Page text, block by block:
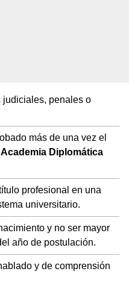
judiciales, penales o
más de una vez el
Academia Diplomática
profesional en una
universitario.
y no ser mayor
año de postulación.
y de comprensión